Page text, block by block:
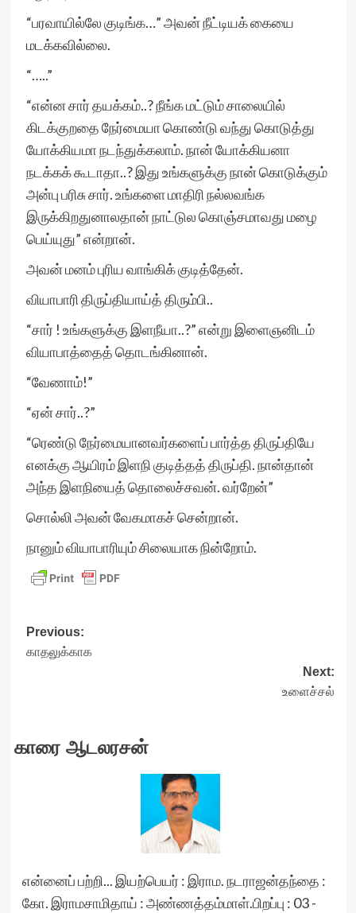
“பரவாயில்லே குடிங்க…” அவன் நீட்டியக் கையை
மடக்கவில்லை.
“…..”
“என்ன சார் தயக்கம்..? நீங்க மட்டும் சாலையில்
கிடக்குறதை நேர்மையா கொண்டு வந்து கொடுத்து
யோக்கியமா நடந்துக்கலாம். நான் யோக்கியனா
நடக்கக் கூடாதா..? இது உங்களுக்கு நான் கொடுக்கும்
அன்பு பரிசு சார். உங்களை மாதிரி நல்லவங்க
இருக்கிறதுனாலதான் நாட்டுல கொஞ்சமாவது மழை
பெய்யுது” என்றான்.
அவன் மனம் புரிய வாங்கிக் குடித்தேன்.
வியாபாரி திருப்தியாய்த் திரும்பி..
“சார் ! உங்களுக்கு இளநீயா..?” என்று இளைஞனிடம்
வியாபாத்தைத் தொடங்கினான்.
“வேணாம்!”
“ஏன் சார்..?”
“ரெண்டு நேர்மையானவர்களைப் பார்த்த திருப்தியே
எனக்கு ஆயிரம் இளநி குடித்தத் திருப்தி. நான்தான்
அந்த இளநியைத் தொலைச்சவன். வர்றேன்”
சொல்லி அவன் வேகமாகச் சென்றான்.
நானும் வியாபாரியும் சிலையாக நின்றோம்.
Post
navigation
Previous:
காதலுக்காக
Next:
உளைச்சல்
காரை ஆடலரசன்
என்னைப் பற்றி... இயற்பெயர் : இராம. நடராஜன்தந்தை :
கோ. இராமசாமிதாய் : அண்ணத்தம்மாள்.பிறப்பு : 03 -